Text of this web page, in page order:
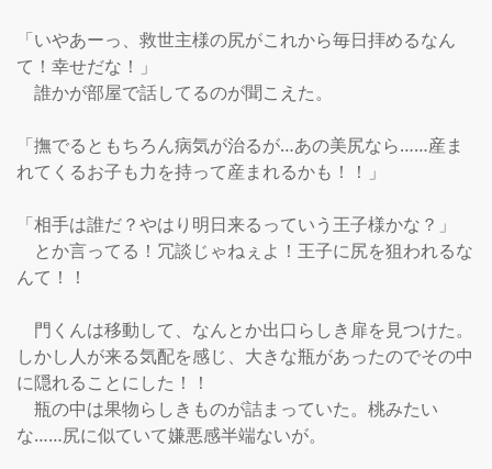
「いやあーっ、救世主様の尻がこれから毎日拝めるなん
て！幸せだな！」
誰かが部屋で話してるのが聞こえた。
「撫でるともちろん病気が治るが…あの美尻なら……産ま
れてくるお子も力を持って産まれるかも！！」
「相手は誰だ？やはり明日来るっていう王子様かな？」
とか言ってる！冗談じゃねぇよ！王子に尻を狙われるな
んて！！
門くんは移動して、なんとか出口らしき扉を見つけた。
しかし人が来る気配を感じ、大きな瓶があったのでその中
に隠れることにした！！
瓶の中は果物らしきものが詰まっていた。桃みたい
な……尻に似ていて嫌悪感半端ないが。